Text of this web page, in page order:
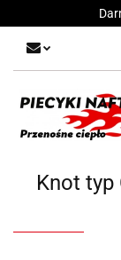
Knot